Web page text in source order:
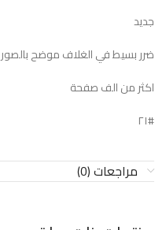
جديد
ضرر بسيط في الغلاف موضح بالصور
اكثر من الف صفحة
#٢١
مراجعات (0)